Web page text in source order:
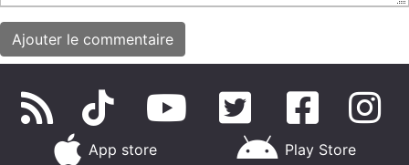
App store Play Store